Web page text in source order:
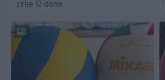
prije 12 dana